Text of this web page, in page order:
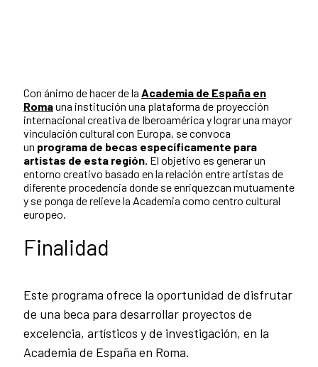
Con ánimo de hacer de la Academia de España en
Romauna institución una plataforma de proyección
internacional creativa de Iberoamérica y lograr una mayor
vinculación cultural con Europa, se convoca
un programa de becas específicamente para
artistas de esta región. El objetivo es generar un
entorno creativo basado en la relación entre artistas de
diferente procedencia donde se enriquezcan mutuamente
y se ponga de relieve la Academia como centro cultural
europeo.
Finalidad
Este programa ofrece la oportunidad de disfrutar
de una beca para desarrollar proyectos de
excelencia, artísticos y de investigación, en la
Academia de España en Roma.